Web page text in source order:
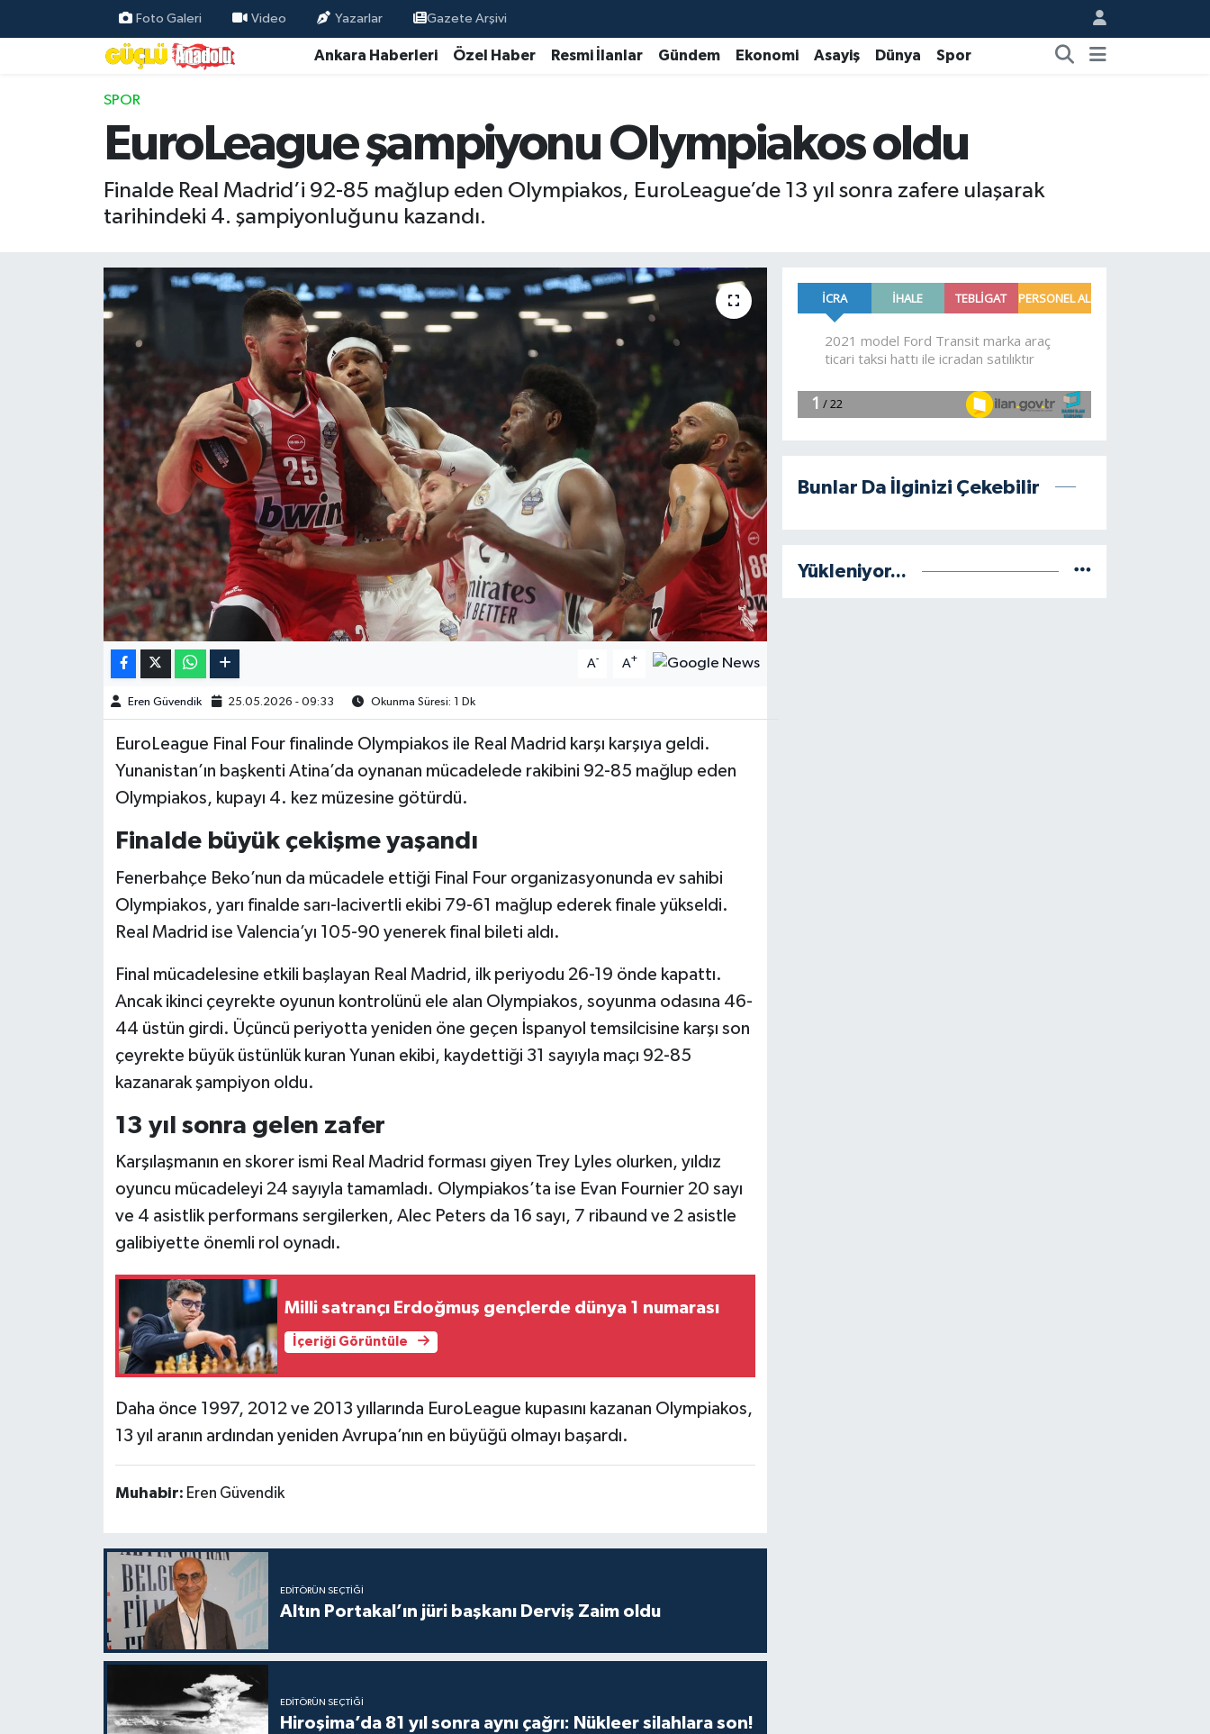
Foto Galeri Video Yazarlar Gazete Arşivi
Ankara Haberleri Özel Haber Resmi İlanlar Gündem Ekonomi Asayiş Dünya Spor
SPOR
EuroLeague şampiyonu Olympiakos oldu
Finalde Real Madrid’i 92-85 mağlup eden Olympiakos, EuroLeague’de 13 yıl sonra zafere ulaşarak
tarihindeki 4. şampiyonluğunu kazandı.
A- A+
Eren Güvendik 25.05.2026 - 09:33 Okunma Süresi: 1 Dk
EuroLeague Final Four finalinde Olympiakos ile Real Madrid karşı karşıya geldi.
Yunanistan’ın başkenti Atina’da oynanan mücadelede rakibini 92-85 mağlup eden
Olympiakos, kupayı 4. kez müzesine götürdü.
Finalde büyük çekişme yaşandı
Fenerbahçe Beko’nun da mücadele ettiği Final Four organizasyonunda ev sahibi
Olympiakos, yarı finalde sarı-lacivertli ekibi 79-61 mağlup ederek finale yükseldi.
Real Madrid ise Valencia’yı 105-90 yenerek final bileti aldı.
Final mücadelesine etkili başlayan Real Madrid, ilk periyodu 26-19 önde kapattı.
Ancak ikinci çeyrekte oyunun kontrolünü ele alan Olympiakos, soyunma odasına 46-
44 üstün girdi. Üçüncü periyotta yeniden öne geçen İspanyol temsilcisine karşı son
çeyrekte büyük üstünlük kuran Yunan ekibi, kaydettiği 31 sayıyla maçı 92-85
kazanarak şampiyon oldu.
13 yıl sonra gelen zafer
Karşılaşmanın en skorer ismi Real Madrid forması giyen Trey Lyles olurken, yıldız
oyuncu mücadeleyi 24 sayıyla tamamladı. Olympiakos’ta ise Evan Fournier 20 sayı
ve 4 asistlik performans sergilerken, Alec Peters da 16 sayı, 7 ribaund ve 2 asistle
galibiyette önemli rol oynadı.
Milli satrançı Erdoğmuş gençlerde dünya 1 numarası
İçeriği Görüntüle
Daha önce 1997, 2012 ve 2013 yıllarında EuroLeague kupasını kazanan Olympiakos,
13 yıl aranın ardından yeniden Avrupa’nın en büyüğü olmayı başardı.
Muhabir: Eren Güvendik
EDITÖRÜN SEÇTIĞI
Altın Portakal’ın jüri başkanı Derviş Zaim oldu
EDITÖRÜN SEÇTIĞI
Hiroşima’da 81 yıl sonra aynı çağrı: Nükleer silahlara son!
Bunlar Da İlginizi Çekebilir
Yükleniyor...
Özel Haber
Resmi İlanlar
Ekonomi
Magazin
Burç Yorumları
Hava Durumu
Kim kimdir?
Televizyon